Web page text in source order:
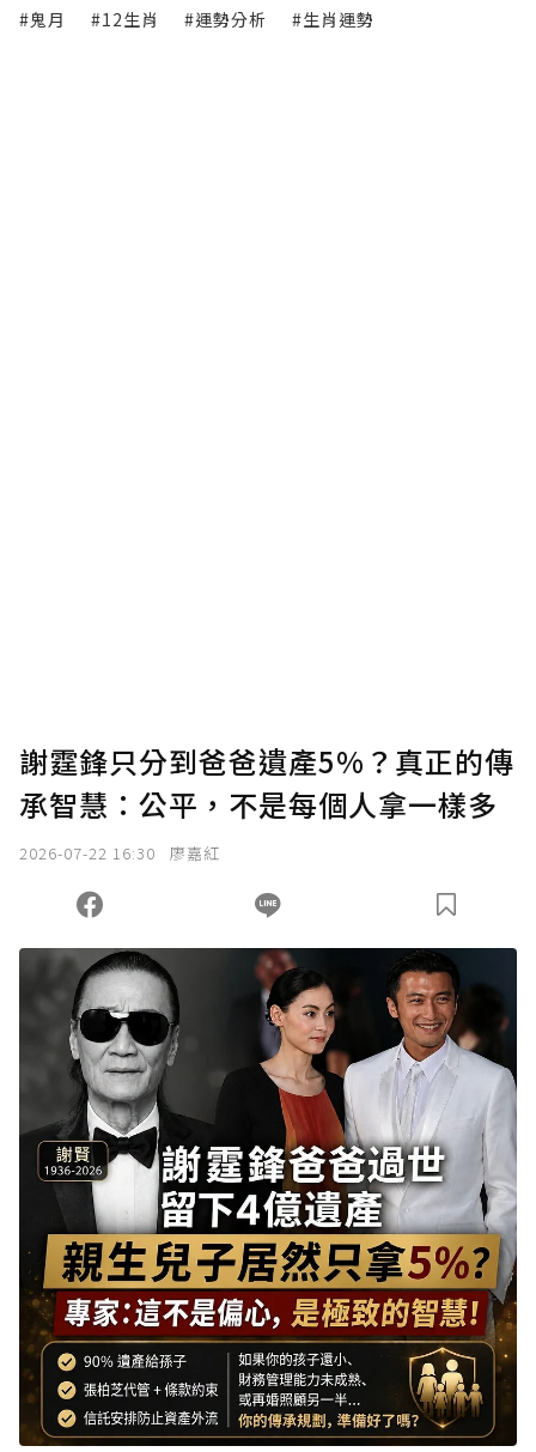
#鬼月 #12生肖 #運勢分析 #生肖運勢
謝霆鋒只分到爸爸遺產5%？真正的傳
承智慧：公平，不是每個人拿一樣多
2026-07-22 16:30 廖嘉紅